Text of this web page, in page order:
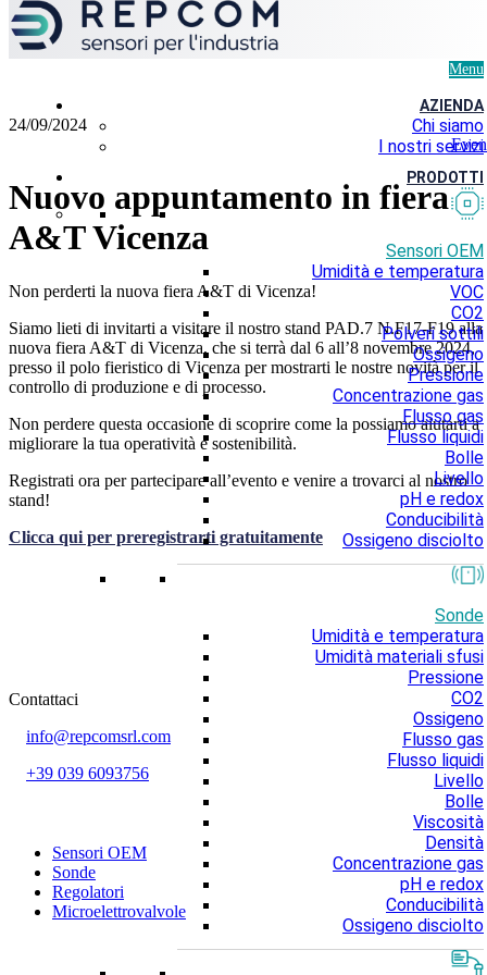
Menu
AZIENDA
Chi siamo
I nostri servizi
PRODOTTI
Sensori OEM
Umidità e temperatura
VOC
CO2
Polveri sottili
Ossigeno
Pressione
Concentrazione gas
Flusso gas
Flusso liquidi
Bolle
Livello
pH e redox
Conducibilità
Ossigeno disciolto
Sonde
Umidità e temperatura
Umidità materiali sfusi
Pressione
CO2
Ossigeno
Flusso gas
Flusso liquidi
Livello
Bolle
Viscosità
Densità
Concentrazione gas
pH e redox
Conducibilità
Ossigeno disciolto
24/09/2024
Nuovo appuntamento in fiera
A&T Vicenza
Non perderti la nuova fiera A&T di Vicenza!
Siamo lieti di invitarti a visitare il nostro stand PAD.7 N.F17-F19 alla
nuova fiera A&T di Vicenza, che si terrà dal 6 all’8 novembre 2024,
presso il polo fieristico di Vicenza per mostrarti le nostre novità per il
controllo di produzione e di processo.
Non perdere questa occasione di scoprire come la possiamo aiutarti a
migliorare la tua operatività e sostenibilità.
Registrati ora per partecipare all’evento e venire a trovarci al nostro
stand!
Clicca qui per preregistrarti gratuitamente
Contattaci
info@repcomsrl.com
+39 039 6093756
Sensori OEM
Sonde
Regolatori
Microelettrovalvole